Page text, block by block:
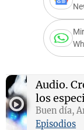
Audio.
los
Buen día,
Episodios